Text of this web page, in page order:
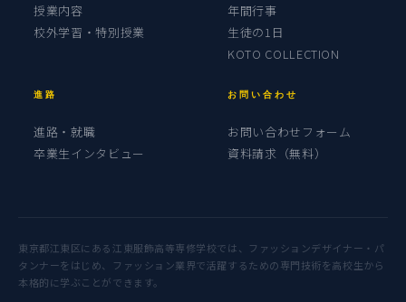
授業内容
校外学習・特別授業
年間行事
生徒の1日
KOTO COLLECTION
進路
進路・就職
卒業生インタビュー
お問い合わせ
お問い合わせフォーム
資料請求（無料）
東京都江東区にある江東服飾高等専修学校では、ファッションデザイナー・パ
タンナーをはじめ、ファッション業界で活躍するための専門技術を高校生から
本格的に学ぶことができます。